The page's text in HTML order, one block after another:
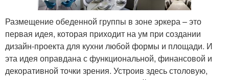
Размещение обеденной группы в зоне эркера – это
первая идея, которая приходит на ум при создании
дизайн-проекта для кухни любой формы и площади. И
эта идея оправдана с функциональной, финансовой и
декоративной точки зрения. Устроив здесь столовую,